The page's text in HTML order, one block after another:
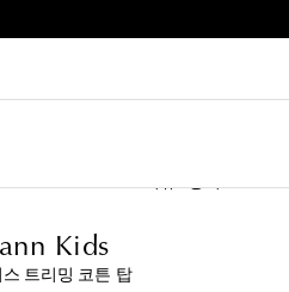
Kids
트리밍 코튼 탑